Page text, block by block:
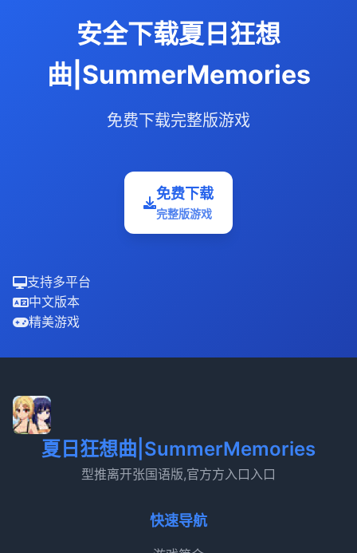
安全下载夏日狂想
曲|SummerMemories
免费下载完整版游戏
免费下载
完整版游戏
支持多平台
中文版本
精美游戏
夏日狂想曲|SummerMemories
型推离开张国语版,官方方入口入口
快速导航